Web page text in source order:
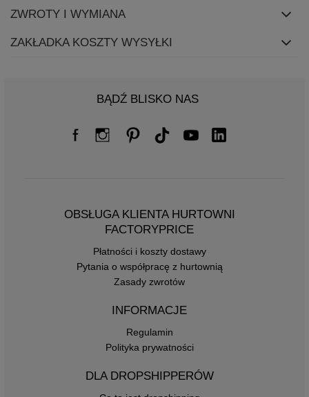
ZWROTY I WYMIANA
ZAKŁADKA KOSZTY WYSYŁKI
BĄDŹ BLISKO NAS
OBSŁUGA KLIENTA HURTOWNI
FACTORYPRICE
Płatności i koszty dostawy
Pytania o współpracę z hurtownią
Zasady zwrotów
INFORMACJE
Regulamin
Polityka prywatności
DLA DROPSHIPPERÓW